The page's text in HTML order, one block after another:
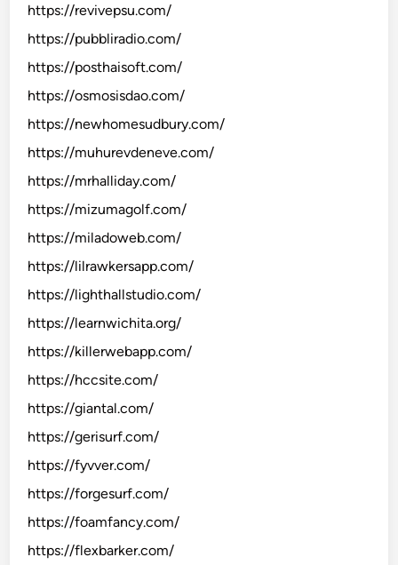
https://revivepsu.com/
https://pubbliradio.com/
https://posthaisoft.com/
https://osmosisdao.com/
https://newhomesudbury.com/
https://muhurevdeneve.com/
https://mrhalliday.com/
https://mizumagolf.com/
https://miladoweb.com/
https://lilrawkersapp.com/
https://lighthallstudio.com/
https://learnwichita.org/
https://killerwebapp.com/
https://hccsite.com/
https://giantal.com/
https://gerisurf.com/
https://fyvver.com/
https://forgesurf.com/
https://foamfancy.com/
https://flexbarker.com/